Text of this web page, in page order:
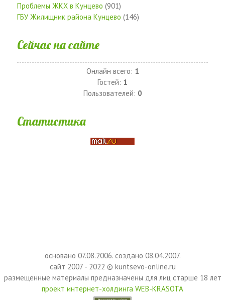
Проблемы ЖКХ в Кунцево (901)
ГБУ Жилищник района Кунцево (146)
Сейчас на сайте
Онлайн всего: 1
Гостей: 1
Пользователей: 0
Статистика
основано 07.08.2006. создано 08.04.2007.
сайт 2007 - 2022 © kuntsevo-online.ru
размещенные материалы предназначены для лиц старше 18 лет
проект интернет-холдинга WEB-KRASOTA